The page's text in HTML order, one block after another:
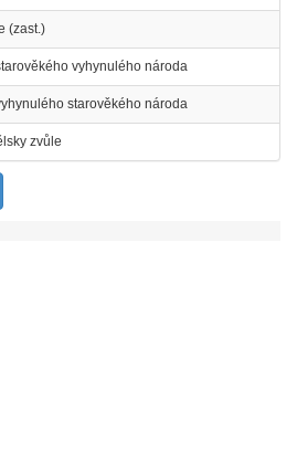
(zast.)
vyhynulého národa
starověkého národa
zvůle